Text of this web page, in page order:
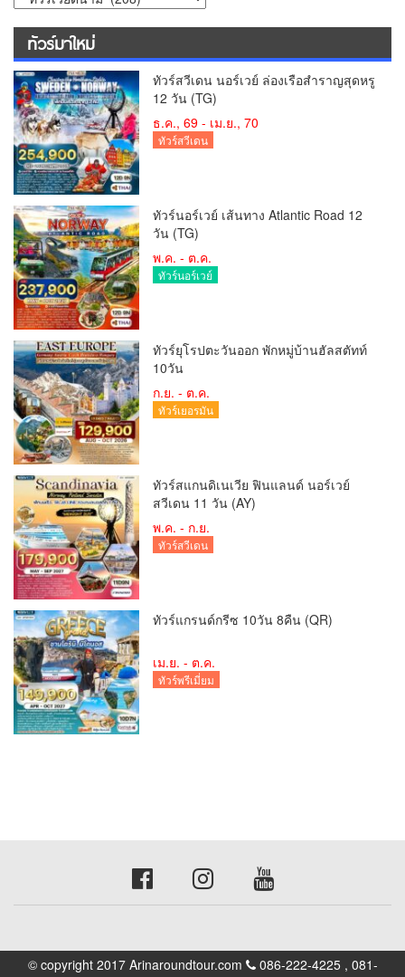
ทัวร์มาใหม่
ทัวร์สวีเดน นอร์เวย์ ล่องเรือสำราญสุดหรู
12 วัน (TG)
ธ.ค., 69 - เม.ย., 70
ทัวร์สวีเดน
ทัวร์นอร์เวย์ เส้นทาง Atlantic Road 12
วัน (TG)
พ.ค. - ต.ค.
ทัวร์นอร์เวย์
ทัวร์ยุโรปตะวันออก พักหมู่บ้านฮัลสตัทท์
10วัน
ก.ย. - ต.ค.
ทัวร์เยอรมัน
ทัวร์สแกนดิเนเวีย ฟินแลนด์ นอร์เวย์
สวีเดน 11 วัน (AY)
พ.ค. - ก.ย.
ทัวร์สวีเดน
ทัวร์แกรนด์กรีซ 10วัน 8คืน (QR)
เม.ย. - ต.ค.
ทัวร์พรีเมี่ยม
© copyright 2017 Arinaroundtour.com
086-222-4225 , 081-